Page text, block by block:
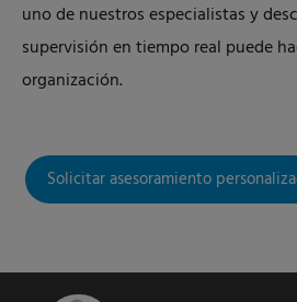
uno de nuestros especialistas y
supervisión en tiempo real puede
organización.
Solicitar asesoramiento